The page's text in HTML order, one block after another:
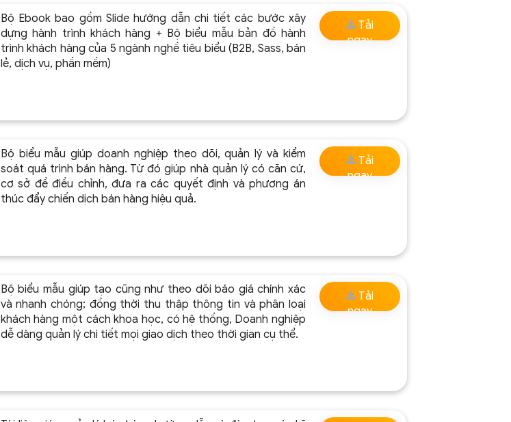
Bộ Ebook bao gồm Slide hướng dẫn chi tiết các bước xây
dựng hành trình khách hàng + Bộ biểu mẫu bản đồ hành
trình khách hàng của 5 ngành nghề tiêu biểu (B2B, Sass, bán
lẻ, dịch vụ, phần mềm)
Tải
ngay
Bộ biểu mẫu giúp doanh nghiệp theo dõi, quản lý và kiểm
soát quá trình bán hàng. Từ đó giúp nhà quản lý có căn cứ,
cơ sở đề điều chỉnh, đưa ra các quyết định và phương án
thúc đẩy chiến dịch bán hàng hiệu quả.
Tải
ngay
Bộ biểu mẫu giúp tạo cũng như theo dõi báo giá chính xác
và nhanh chóng; đồng thời thu thập thông tin và phân loại
khách hàng một cách khoa học, có hệ thống, Doanh nghiệp
dễ dàng quản lý chi tiết mọi giao dịch theo thời gian cụ thể.
Tải
ngay